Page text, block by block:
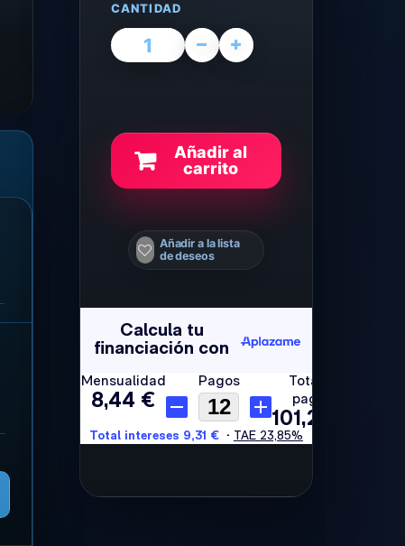
CANTIDAD
Añadir al
carrito
Añadir a la lista
de deseos